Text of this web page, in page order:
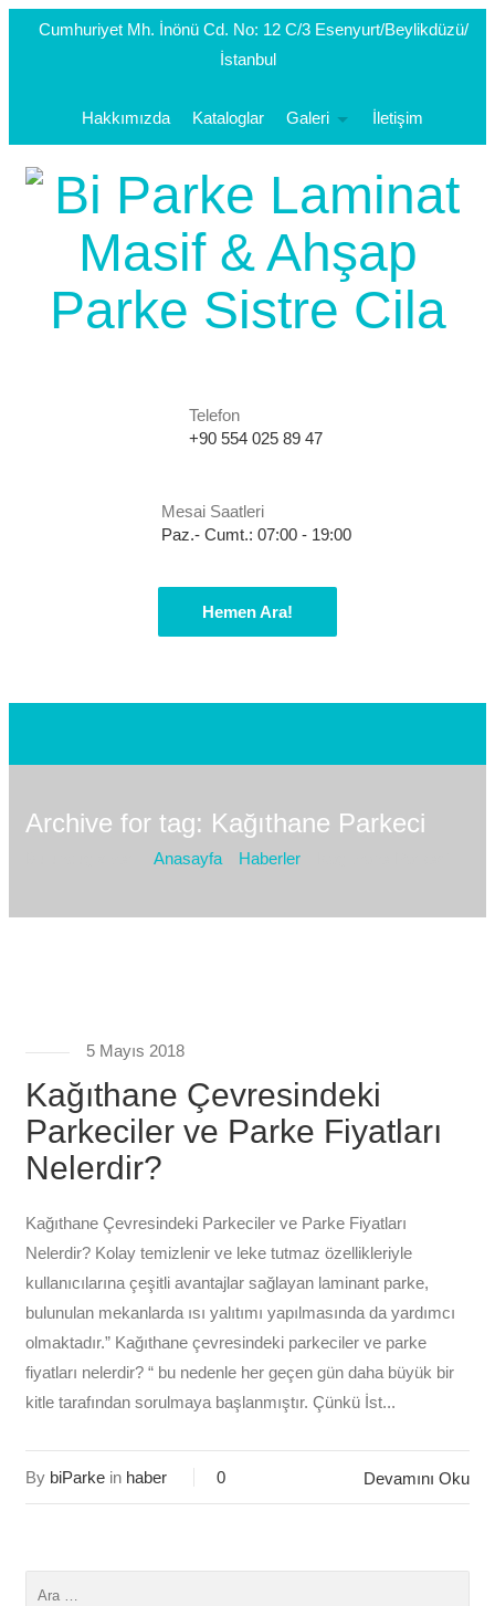
Cumhuriyet Mh. İnönü Cd. No: 12 C/3 Esenyurt/Beylikdüzü/
İstanbul
Hakkımızda Kataloglar Galeri İletişim
Telefon
+90 554 025 89 47
Mesai Saatleri
Paz.- Cumt.: 07:00 - 19:00
Hemen Ara!
Archive for tag: Kağıthane Parkeci
Anasayfa Haberler
5 Mayıs 2018
Kağıthane Çevresindeki
Parkeciler ve Parke Fiyatları
Nelerdir?
Kağıthane Çevresindeki Parkeciler ve Parke Fiyatları
Nelerdir? Kolay temizlenir ve leke tutmaz özellikleriyle
kullanıcılarına çeşitli avantajlar sağlayan laminant parke,
bulunulan mekanlarda ısı yalıtımı yapılmasında da yardımcı
olmaktadır.” Kağıthane çevresindeki parkeciler ve parke
fiyatları nelerdir? “ bu nedenle her geçen gün daha büyük bir
kitle tarafından sorulmaya başlanmıştır. Çünkü İst...
Devamını Oku
By biParke in haber 0